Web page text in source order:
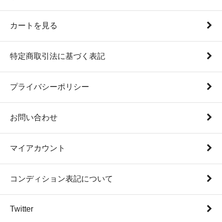
カートを見る
特定商取引法に基づく表記
プライバシーポリシー
お問い合わせ
マイアカウント
コンディション表記について
Twitter